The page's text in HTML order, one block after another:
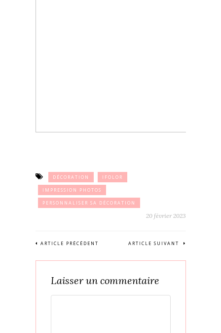
DÉCORATION
IFOLOR
IMPRESSION PHOTOS
PERSONNALISER SA DÉCORATION
20 février 2023
ARTICLE PRÉCÉDENT ARTICLE SUIVANT
Laisser un commentaire